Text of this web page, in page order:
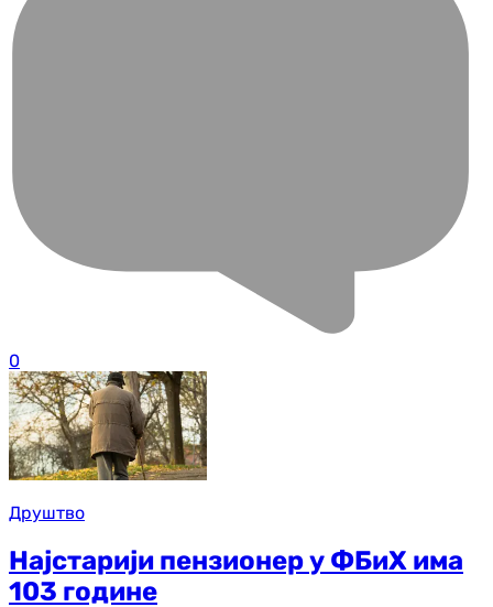
0
Друштво
Најстарији пензионер у ФБиХ има
103 године